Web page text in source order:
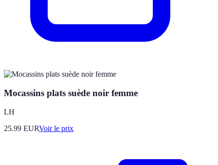
Mocassins plats suède noir femme
LH
25.99 EURVoir le prix